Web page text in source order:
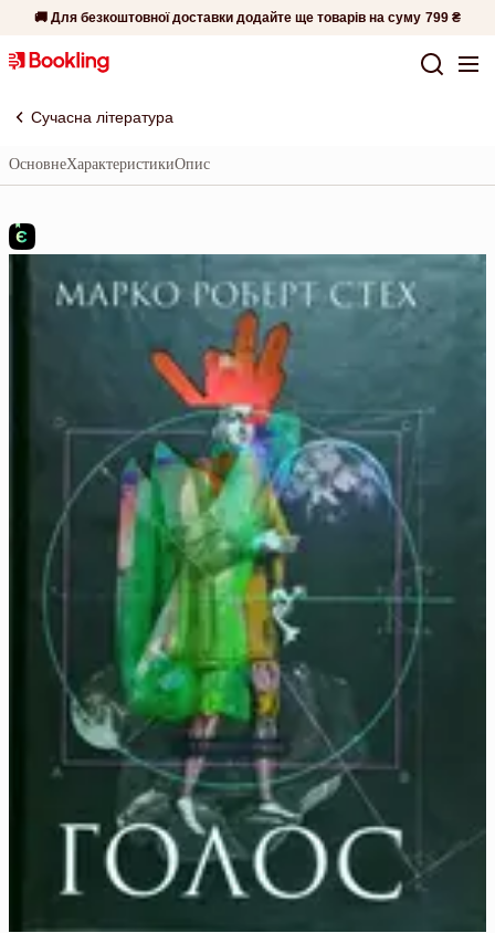
🚚 Для безкоштовної доставки додайте ще товарів на суму 799 ₴
Сучасна література
ОсновнеХарактеристикиОпис